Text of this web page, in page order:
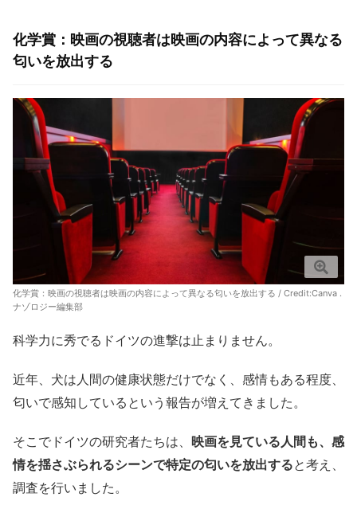
化学賞：映画の視聴者は映画の内容によって異なる
匂いを放出する
化学賞：映画の視聴者は映画の内容によって異なる匂いを放出する / Credit:Canva .
ナゾロジー編集部
科学力に秀でるドイツの進撃は止まりません。
近年、犬は人間の健康状態だけでなく、感情もある程度、
匂いで感知しているという報告が増えてきました。
そこでドイツの研究者たちは、 映画を見ている人間も、感
情を揺さぶられるシーンで特定の匂いを放出すると考え、
調査を行いました。